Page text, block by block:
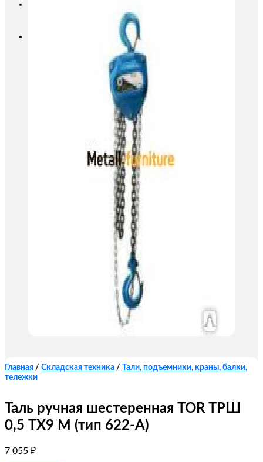
Главная / Складская техника /
Тали, подъемники, краны, балки,
тележки
Таль ручная шестеренная TOR ТРШ
0,5 ТХ9 М (тип 622-A)
7 055 ₽